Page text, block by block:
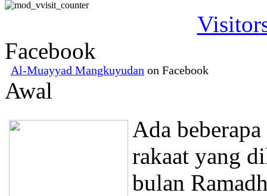
Facebook
Al-Muayyad Mangkuyudan on Facebook
Awal
Ada
rakaat yang
bulan